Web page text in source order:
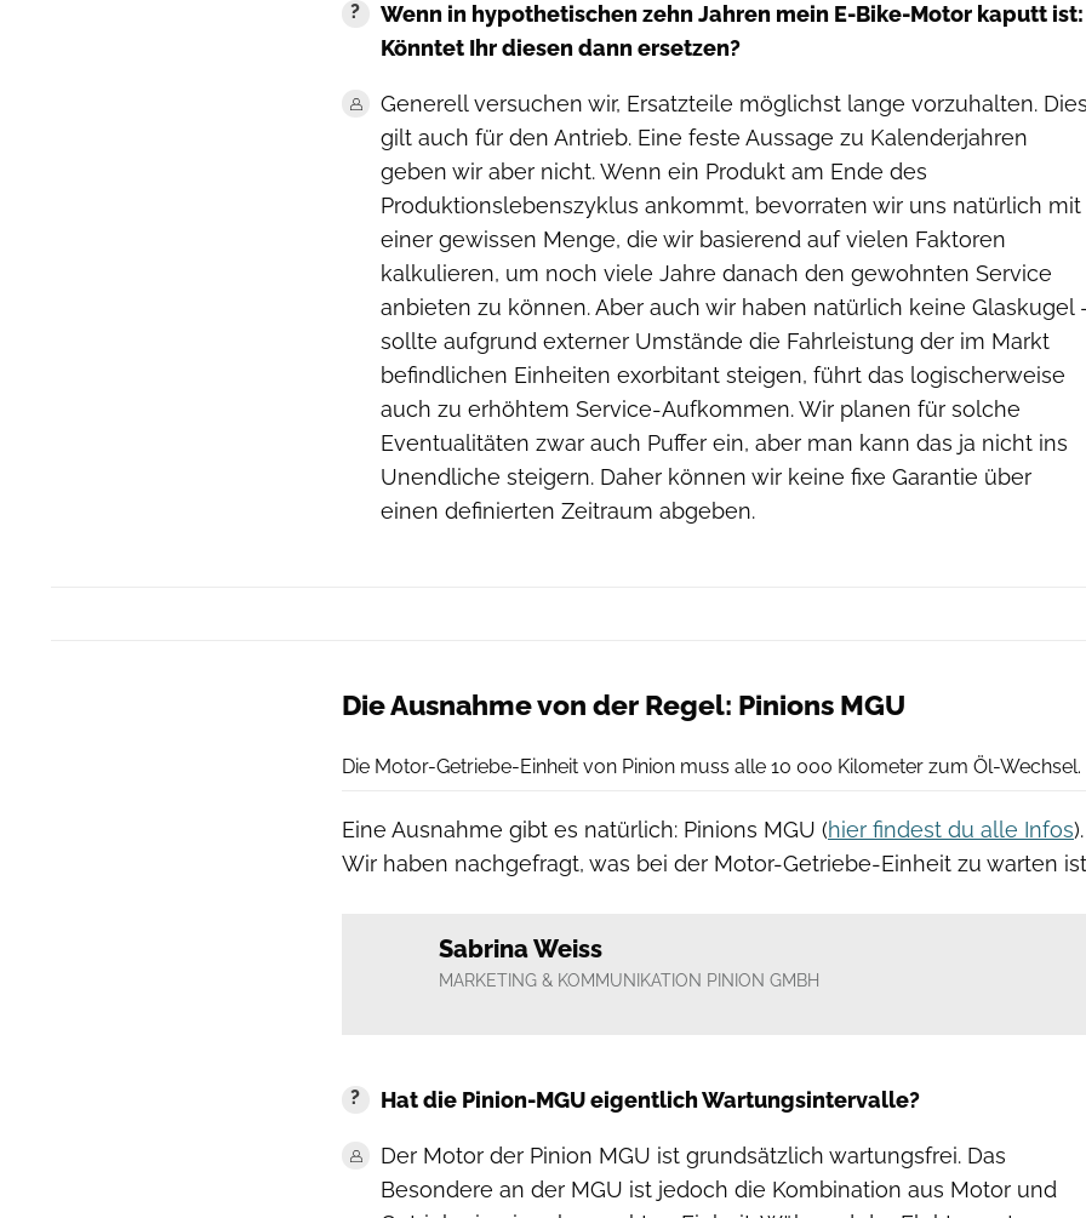
Wenn in hypothetischen zehn Jahren mein E-Bike-Motor kaputt ist:
Könntet Ihr diesen dann ersetzen?
Generell versuchen wir, Ersatzteile möglichst lange vorzuhalten. Dies
gilt auch für den Antrieb. Eine feste Aussage zu Kalenderjahren
geben wir aber nicht. Wenn ein Produkt am Ende des
Produktionslebenszyklus ankommt, bevorraten wir uns natürlich mit
einer gewissen Menge, die wir basierend auf vielen Faktoren
kalkulieren, um noch viele Jahre danach den gewohnten Service
anbieten zu können. Aber auch wir haben natürlich keine Glaskugel
sollte aufgrund externer Umstände die Fahrleistung der im Markt
befindlichen Einheiten exorbitant steigen, führt das logischerweise
auch zu erhöhtem Service-Aufkommen. Wir planen für solche
Eventualitäten zwar auch Puffer ein, aber man kann das ja nicht ins
Unendliche steigern. Daher können wir keine fixe Garantie über
einen definierten Zeitraum abgeben.
Die Ausnahme von der Regel: Pinions MGU
Die Motor-Getriebe-Einheit von Pinion muss alle 10 000 Kilometer zum Öl-Wechsel.
Eine Ausnahme gibt es natürlich: Pinions MGU (hier findest du alle Infos).
Wir haben nachgefragt, was bei der Motor-Getriebe-Einheit zu warten
Sabrina Weiss
MARKETING & KOMMUNIKATION PINION GMBH
Hat die Pinion-MGU eigentlich Wartungsintervalle?
Der Motor der Pinion MGU ist grundsätzlich wartungsfrei. Das
Besondere an der MGU ist jedoch die Kombination aus Motor und